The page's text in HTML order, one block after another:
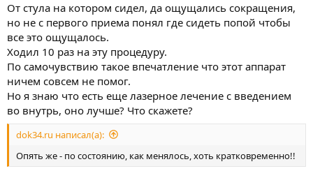
От стула на котором сидел, да ощущались сокращения,
но не с первого приема понял где сидеть попой чтобы
все это ощущалось.
Ходил 10 раз на эту процедуру.
По самочувствию такое впечатление что этот аппарат
ничем совсем не помог.
Но я знаю что есть еще лазерное лечение с введением
во внутрь, оно лучше? Что скажете?
dok34.ru написал(а):
Опять же - по состоянию, как менялось, хоть кратковременно!!